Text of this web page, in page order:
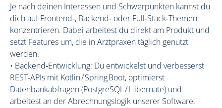
Je nach deinen Interessen und Schwerpunkten kannst du
dich auf Frontend‑, Backend‑ oder Full‑Stack‑Themen
konzentrieren. Dabei arbeitest du direkt am Produkt und
setzt Features um, die in Arztpraxen täglich genutzt
werden.
• Backend‑Entwicklung: Du entwickelst und verbesserst
REST‑APIs mit Kotlin / Spring Boot, optimierst
Datenbankabfragen (PostgreSQL / Hibernate) und
arbeitest an der Abrechnungslogik unserer Software.